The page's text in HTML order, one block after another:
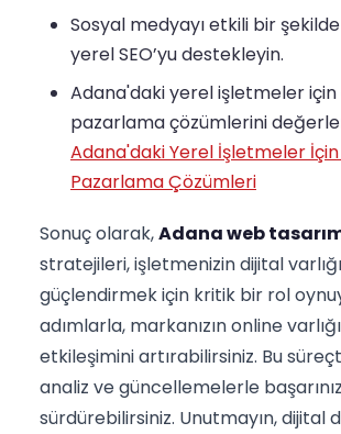
Sosyal medyayı etkili bir
yerel SEO’yu destekleyin.
Adana'daki yerel işletmeler
pazarlama çözümlerini
Adana'daki Yerel İşletmeler
Pazarlama Çözümleri
Sonuç olarak,Adana web
stratejileri, işletmenizin dijital
güçlendirmek için kritik bir rol
adımlarla, markanızın online
etkileşimini artırabilirsiniz. Bu
analiz ve güncellemelerle
sürdürebilirsiniz. Unutmayın, dijital